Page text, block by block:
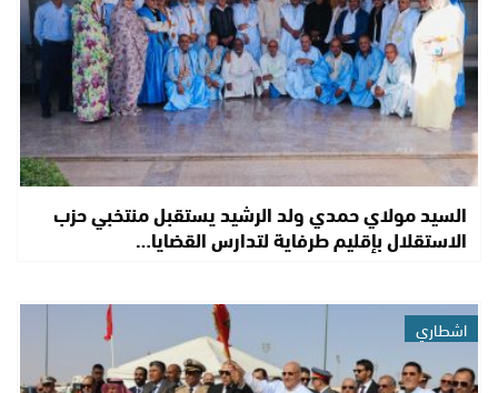
السيد مولاي حمدي ولد الرشيد يستقبل منتخبي حزب
الاستقلال بإقليم طرفاية لتدارس القضايا…
اشطاري